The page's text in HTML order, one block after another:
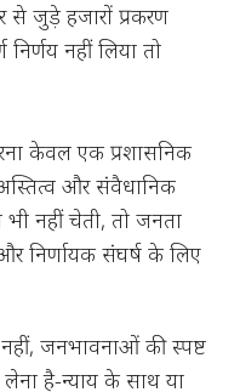
से जुड़े हजारों प्रकरण
निर्णय नहीं लिया तो
केवल एक प्रशासनिक
और संवैधानिक
भी नहीं चेती, तो जनता
निर्णायक संघर्ष के लिए
जनभावनाओं की स्पष्ट
है-न्याय के साथ या